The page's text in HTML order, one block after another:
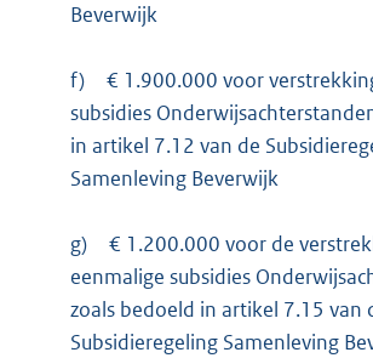
Beverwijk
f)
€ 1.900.000 voor
subsidies
in artikel 7.12 van de
Samenleving Beverwijk
g)
€ 1.200.000 voor de
eenmalige subsidies
zoals bedoeld in artikel 7.15 van
Subsidieregeling Samenleving